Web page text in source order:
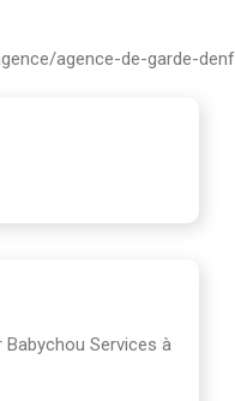
agence-de-garde-
Babychou Services à